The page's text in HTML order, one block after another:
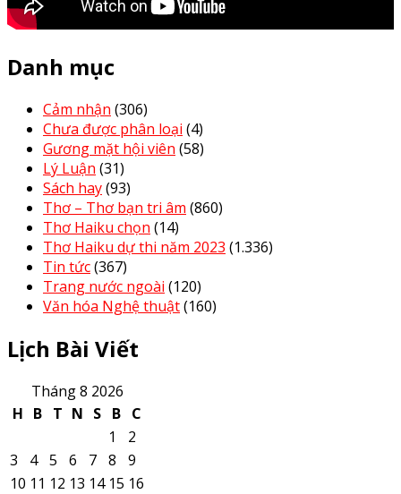
Danh mục
Cảm nhận (306)
Chưa được phân loại (4)
Gương mặt hội viên (58)
Lý Luận (31)
Sách hay(93)
Thơ – Thơ bạn tri âm (860)
Thơ Haiku chọn (14)
Thơ Haiku dự thi năm 2023 (1.336)
Tin tức(367)
Trang nước ngoài (120)
Văn hóa Nghệ thuật(160)
Lịch Bài Viết
Tháng 8 2026
H B T N S B C
1
2
3
4 5 6 7 8
9
10 11 12 13 14 15 16